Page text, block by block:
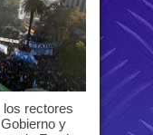
los rectores
y